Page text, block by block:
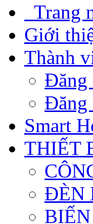
Trang
Giới
Thành
Đăng
Đăng
Smart
THIẾT
ĐÈN